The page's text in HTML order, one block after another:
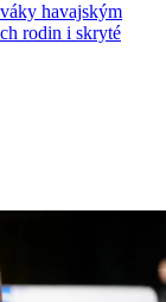
havajským
rodin i skryté